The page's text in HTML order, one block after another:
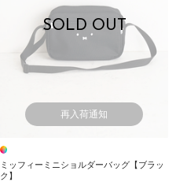
SOLD OUT
再入荷通知
ミッフィーミニショルダーバッグ【ブラッ
ク】